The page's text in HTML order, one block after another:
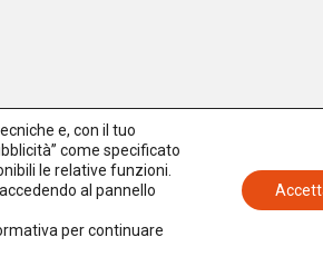
e, con il tuo
come specificato
le relative funzioni.
al pannello
per continuare